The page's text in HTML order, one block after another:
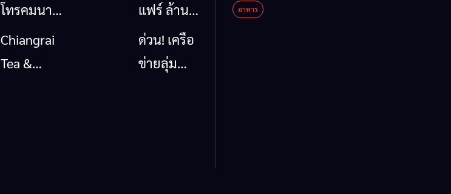
โทรคมนาคม
กรณีภัย
พิบัติ
แฟร์ ล้าน
นาตะวัน
ออก
Chiangrai
Tea &
ด่วน! เครือ
ข่ายลุ่มน้ำ
อาหาร